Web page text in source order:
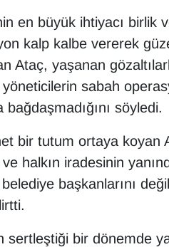
en büyük ihtiyacı
kalp kalbe vererek
Ataç, yaşanan
sabah
söyledi.
bir tutum ortaya koyan
ve halkın iradesinin
başkanlarını
sertleştiği bir dönemde